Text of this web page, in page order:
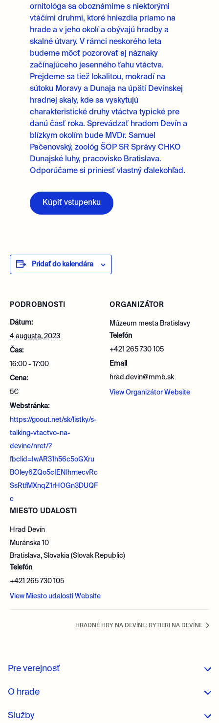
ornitológa sa oboznámime s niektorými
vtáčími druhmi, ktoré hniezdia priamo na
hrade a v jeho okolí a obývajú hradby a
skalné útvary. V rámci neskorého leta
budeme môcť pozorovať aj náznaky
začínajúceho jesenného ťahu vtáctva.
Prejdeme sa tiež lokalitou, mokradí na
sútoku Moravy a Dunaja na úpätí Devínskej
hradnej skaly, kde sa vyskytujú
charakteristické druhy vtáctva typické pre
danú časť roka. Sprevádzať hradom Devín a
blízkym okolím bude MVDr. Samuel
Pačenovský, zoológ ŠOP SR Správy CHKO
Dunajské luhy, pracovisko Bratislava.
Odporúčame si priniesť vlastný ďalekohľad.
Kúpiť vstupenku
Pridať do kalendára
PODROBNOSTI
Dátum:
4 augusta, 2023
Čas:
16:00 - 17:00
Cena:
5€
Webstránka:
https://goout.net/sk/listky/s-
talking-vtactvo-na-
devine/nret/?
fbclid=IwAR31h56c5oGXru
BOley6ZQo5cIENlhrnecvRc
SsRtfMXnqZ1rHOGn3DUQF
c
MIESTO UDALOSTI
Hrad Devín
Muránska 10
Bratislava, Slovakia (Slovak Republic)
Telefón
+421 265 730 105
View Miesto udalosti Website
ORGANIZÁTOR
Múzeum mesta Bratislavy
Telefón
+421 265 730 105
Email
hrad.devin@mmb.sk
View Organizátor Website
HRADNÉ HRY NA DEVÍNE: RYTIERI NA DEVÍNE
Pre verejnosť
O hrade
Služby